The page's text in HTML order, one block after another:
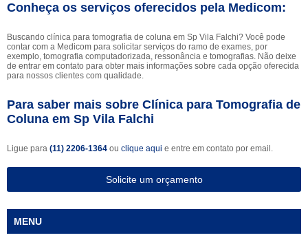
Conheça os serviços oferecidos pela Medicom:
Buscando clínica para tomografia de coluna em Sp Vila Falchi? Você pode
contar com a Medicom para solicitar serviços do ramo de exames, por
exemplo, tomografia computadorizada, ressonância e tomografias. Não deixe
de entrar em contato para obter mais informações sobre cada opção oferecida
para nossos clientes com qualidade.
Para saber mais sobre Clínica para Tomografia de
Coluna em Sp Vila Falchi
Ligue para (11) 2206-1364 ou clique aqui e entre em contato por email.
Solicite um orçamento
MENU